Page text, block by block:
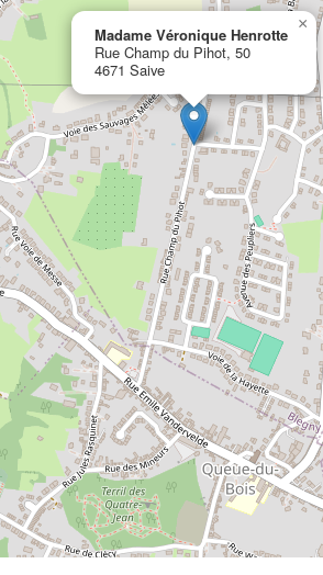
Madame Véronique Henrotte
Rue Champ du Pihot, 50
4671 Saive
×